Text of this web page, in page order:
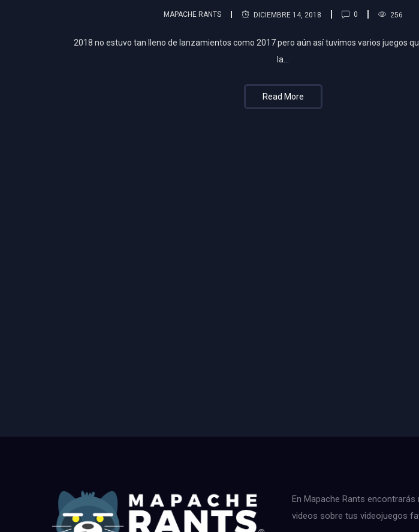
MAPACHE RANTS DICIEMBRE 14, 2018 0 256
2018 no estuvo tan lleno de lanzamientos como 2017 pero aún así tuvimos varios juegos
la…
Read More
En Mapache Rants
videos sobre tus videojuegos